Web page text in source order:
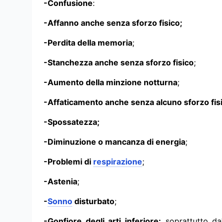
-Confusione:
-Affanno anche senza sforzo fisico;
-Perdita della memoria;
-Stanchezza anche senza sforzo fisico;
-Aumento della minzione notturna;
-Affaticamento anche senza alcuno sforzo
-Spossatezza;
-Diminuzione o mancanza di energia;
-Problemi di respirazione;
-Astenia;
-Sonno disturbato;